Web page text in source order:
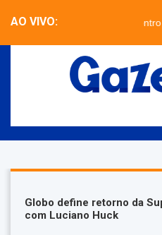
AO VIVO: Sem
Globo define retorno da
com Luciano Huck